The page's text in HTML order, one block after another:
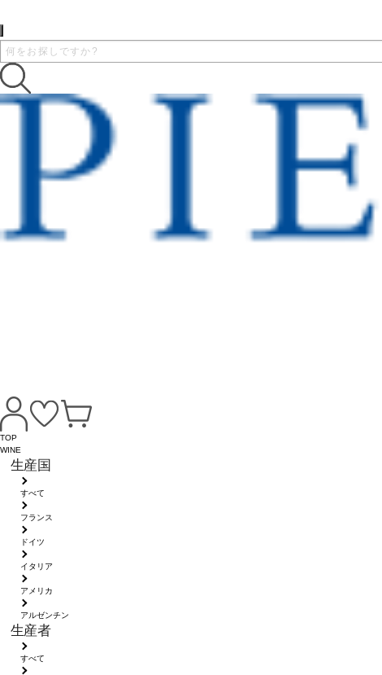
TOP
WINE
生産国
すべて
フランス
ドイツ
イタリア
アメリカ
アルゼンチン
生産者
すべて